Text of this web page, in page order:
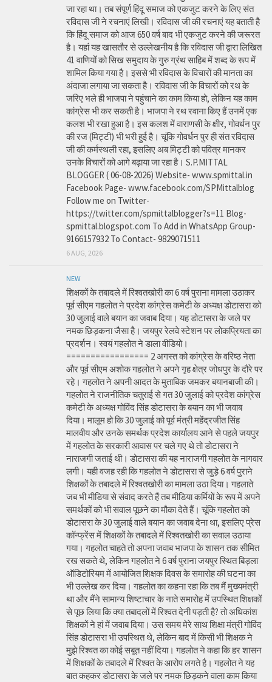
जा रहा था। तब संपूर्ण हिंदू समाज को एकजुट करने के लिए संत
रविदास जी ने रचनाएं लिखी। रविदास जी की रचनाएं यह बताती है
कि हिंदू समाज को आज 650 वर्ष बाद भी एकजुट करने की जरूरत
है। यहां यह खासतौर से उल्लेखनीय है कि रविदास जी द्वारा लिखित
41 वाणियोंं को सिख समुदाय के गुरु ग्रंथ साहिब में शब्द के रूप में
शामिल किया गया है। इससे भी रविदास के विचारों की मानता का
अंदाजा लगाया जा सकता है। रविदास जी के विचारों को रथ के
जरिए भले ही भाजपा ने पहुंचाने का काम किया हो, लेकिन यह काम
कांग्रेस भी कर सकती है। भाजपा ने रथ रवाना किए हैं उनमें एक
कलश भी रखा हुआ है। इस कलश में वाराणसी के क्षीर, गोवर्धन पुर
की रज (मिट्टी) भी भरी हुई है। चूंकि गोवर्धन पुर ही संत रविदास
जी की कर्मस्थली रहा, इसलिए अब मिट्टी को पवित्र मानकर
उनके विचारों को आगे बढ़ाया जा रहा है। S.P.MITTAL
BLOGGER ( 06-08-2026) Website- www.spmittal.in
Facebook Page- www.facebook.com/SPMittalblog
Follow me on Twitter-
https://twitter.com/spmittalblogger?s=11 Blog-
spmittal.blogspot.com To Add in WhatsApp Group-
9166157932 To Contact- 9829071511
6 AUG, 2026
NEW
शिक्षकों के तबादले में रिश्वतखोरी का 6 वर्ष पुराना मामला उठाकर
पूर्व सीएम गहलोत ने प्रदेश कांग्रेस कमेटी के अध्यक्ष डोटासरा को
30 जुलाई वाले बयान का जवाब दिया। यह डोटासरा के जले पर
नमक छिड़कना जैसा है। जयपुर रेलवे स्टेशन पर लोकप्रियता का
प्रदर्शन। स्वयं गहलोत ने डाला वीडियो।
================= 2 अगस्त को कांग्रेस के वरिष्ठ नेता
और पूर्व सीएम अशोक गहलोत ने अपने गृह क्षेत्र जोधपुर के दौरे पर
रहे। गहलोत ने अपनी आदत के मुताबिक जमकर बयानबाजी की।
गहलोत ने राजनीतिक चतुराई से गत 30 जुलाई को प्रदेश कांग्रेस
कमेटी के अध्यक्ष गोविंद सिंह डोटासरा के बयान का भी जवाब
दिया। मालूम हो कि 30 जुलाई को पूर्व मंत्री महेंद्रजीत सिंह
मालवीय और उनके समर्थक प्रदेश कार्यालय आने से पहले जयपुर
में गहलोत के सरकारी आवास पर चले गए थे तो डोटासरा ने
नाराजगी जताई थी। डोटासरा की यह नाराजगी गहलोत के नागवार
लगी। यही वजह रही कि गहलोत ने डोटासरा से जुड़े 6 वर्ष पुराने
शिक्षकों के तबादले में रिश्वतखोरी का मामला उठा दिया। गहलाते
जब भी मीडिया से संवाद करते हैं तब मीडिया कर्मियों के रूप में अपने
समर्थकों को भी सवाल पूछने का मौका देते हैं। चूंकि गहलोत को
डोटासरा के 30 जुलाई वाले बयान का जवाब देना था, इसलिए प्रेस
कॉन्फ्रेंस में शिक्षकों के तबादले में रिश्वतखोरी का सवाल उठाया
गया। गहलोत चाहते तो अपना जवाब भाजपा के शासन तक सीमित
रख सकते थे, लेकिन गहलोत ने 6 वर्ष पुराना जयपुर स्थित बिड़ला
ऑडिटोरियम में आयोजित शिक्षक दिवस के समारोह की घटना का
भी उल्लेख कर दिया। गहलोत का कहना रहा कि तब मैं मुख्यमंत्री
था और मैंने सामान्य शिष्टाचार के नाते समारोह में उपस्थित शिक्षकों
से पूछ लिया कि क्या तबादलों में रिश्वत देनी पड़ती है? तो अधिकांश
शिक्षकों ने हां में जवाब दिया। उस समय मेरे साथ शिक्षा मंत्री गोविंद
सिंह डोटासरा भी उपस्थित थे, लेकिन बाद में किसी भी शिक्षक ने
मुझे रिश्वत का कोई सबूत नहीं दिया। गहलोत ने कहा कि हर शासन
में शिक्षकों के तबादले में रिश्वत के आरोप लगते है। गहलोत ने यह
बात कहकर डोटासरा के जले पर नमक छिड़कने वाला काम किया